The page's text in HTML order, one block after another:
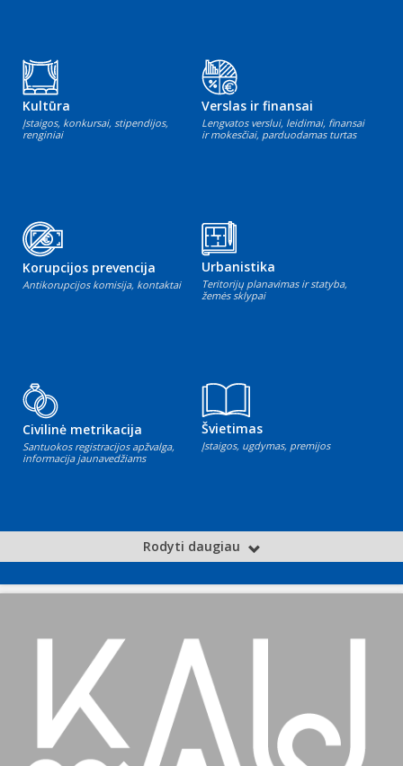
Kultūra
Įstaigos, konkursai, stipendijos,
renginiai
Verslas ir finansai
Lengvatos verslui, leidimai, finansai
ir mokesčiai, parduodamas turtas
Korupcijos prevencija
Antikorupcijos komisija, kontaktai
Urbanistika
Teritorijų planavimas ir statyba,
žemės sklypai
Civilinė metrikacija
Santuokos registracijos apžvalga,
informacija jaunavedžiams
Švietimas
Įstaigos, ugdymas, premijos
Rodyti daugiau